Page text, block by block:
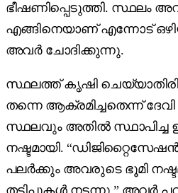
ഭീഷണിപ്പെടുത്തി. സ്ഥലം
എങ്ങിനെയാണ് എന്നോട്
അവർ ചോദിക്കുന്നു.
സ്ഥലത്ത് കൃഷി
തന്നെ ആക്രമിച്ചതെന്ന്
സ്ഥലവും അതിൽ സ്ഥാപിച്ച
നഷ്ടമായി. “ഡിജിറ്റൈസേഷൻ
പലർക്കും അവരുടെ ഭൂമി
തട്ടിപ്പുകൾ നടന്നു,” അവർ